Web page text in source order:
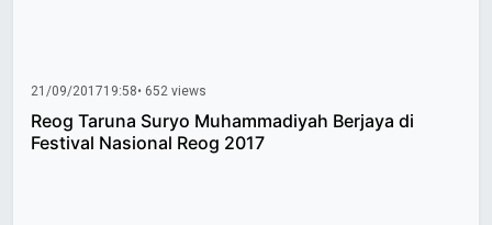
21/09/201719:58• 652 views
Reog Taruna Suryo Muhammadiyah Berjaya di
Festival Nasional Reog 2017